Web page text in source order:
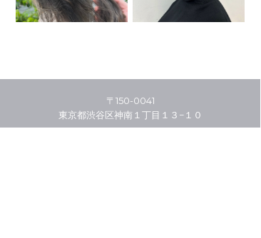
〒150-0041
東京都渋谷区神南１丁目１３−１０